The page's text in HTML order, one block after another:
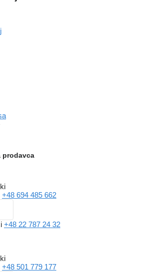
prodavca
+48 694 485 662
+48 22 787 24 32
+48 501 779 177